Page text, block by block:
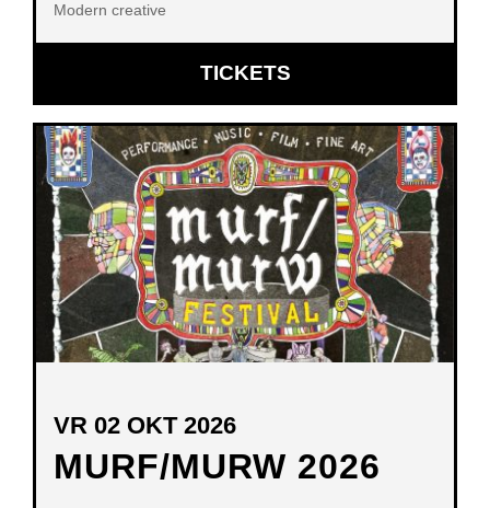
Modern creative
TICKETSOPENT
IN
NIEUW
VENSTER
MURF/MURW 2026
VR 02 OKT 2026